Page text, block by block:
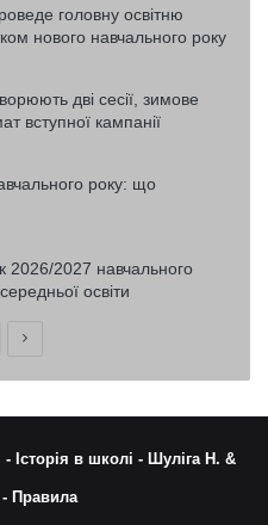
головну освітню
нового навчального року
дві сесії, зимове
вступної кампанії
року: що
2026/2027 навчального
освіти
Наступна
- Історія в школі - Шуліга Н. &
Правила